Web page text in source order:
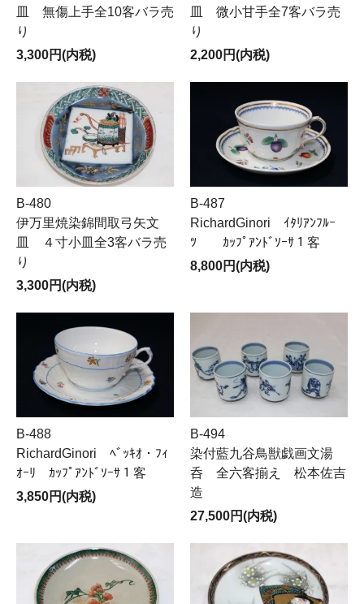
皿 無傷上手全10客バラ売
り
3,300円(内税)
皿 微小甘手全7客バラ売
り
2,200円(内税)
B-480
伊万里焼染錦間取弓矢文
皿 ４寸小皿全3客バラ売
り
3,300円(内税)
B-487
RichardGinori ｲﾀﾘｱﾝﾌﾙｰ
ﾂ ｶｯﾌﾟｱﾝﾄﾞｿｰｻ１客
8,800円(内税)
B-488
RichardGinori ﾍﾞｯｷｵ・ﾌｨ
ｵｰﾘ ｶｯﾌﾟｱﾝﾄﾞｿｰｻ１客
3,850円(内税)
B-494
染付藍九谷鳥獣戯画文湯
呑 全六客揃え 松本佐吉
造
27,500円(内税)